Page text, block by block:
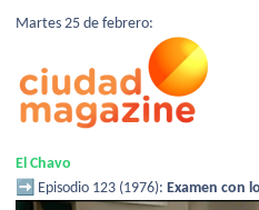
Martes 25 de febrero:
El Chavo
➡️ Episodio 123 (1976): Examen con